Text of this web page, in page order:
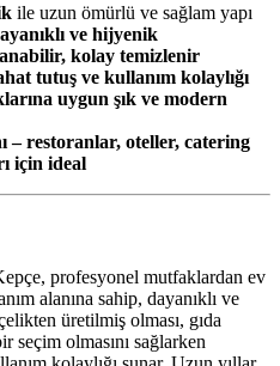
ile uzun ömürlü ve sağlam yapı
ve hijyenik
kolay temizlenir
tutuş ve kullanım kolaylığı
uygun şık ve modern
– restoranlar, oteller, catering
için ideal
profesyonel mutfaklardan ev
alanına sahip, dayanıklı ve
üretilmiş olması, gıda
seçim olmasını sağlarken